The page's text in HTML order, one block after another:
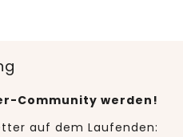
Community werden!
auf dem Laufenden: